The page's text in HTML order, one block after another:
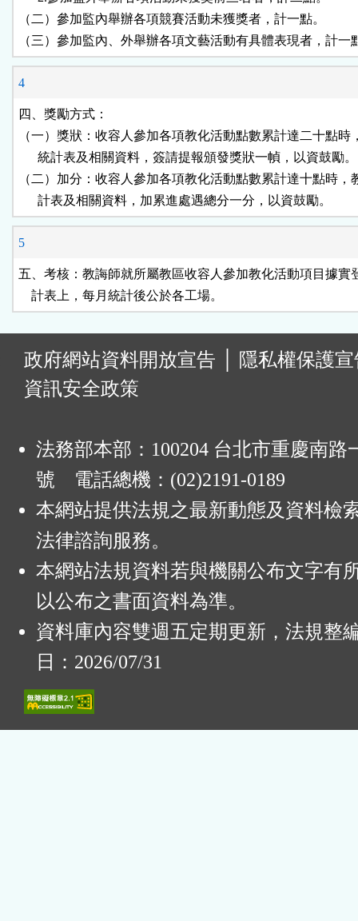
（二）參加監內舉辦各項競賽活動未獲獎者，計一點。
（三）參加監內、外舉辦各項文藝活動有具體表現者，計一
4
四、獎勵方式：
（一）獎狀：收容人參加各項教化活動點數累計達二十點時
      統計表及相關資料，簽請提報頒發獎狀一幀，以資鼓勵。
（二）加分：收容人參加各項教化活動點數累計達十點時，
      計表及相關資料，加累進處遇總分一分，以資鼓勵。
5
五、考核：教誨師就所屬教區收容人參加教化活動項目據實
    計表上，每月統計後公於各工場。
政府網站資料開放宣告
隱私權保護
資訊安全政策
法務部本部：100204 台北市重慶南路
號 電話總機：(02)2191-0189
本網站提供法規之最新動態及資料檢
法律諮詢服務。
本網站法規資料若與機關公布文字有
以公布之書面資料為準。
資料庫內容雙週五定期更新，法規整
日：2026/07/31